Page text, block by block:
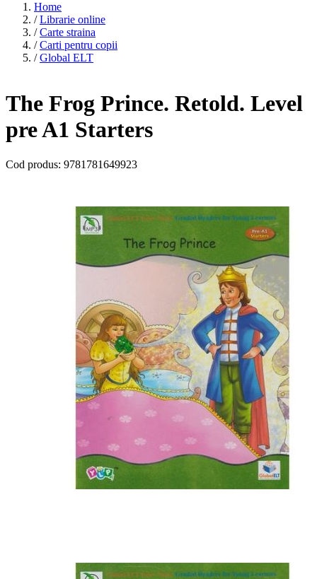
Home
/ Librarie online
/ Carte straina
/ Carti pentru copii
/ Global ELT
The Frog Prince. Retold. Level
pre A1 Starters
Cod produs: 9781781649923